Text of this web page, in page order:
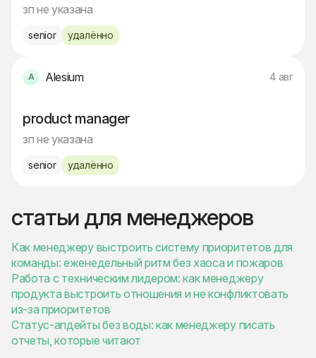
зп не указана
senior удалённо
Alesium 4 авг
product manager
зп не указана
senior удалённо
статьи для менеджеров
Как менеджеру выстроить систему приоритетов для
команды: еженедельный ритм без хаоса и пожаров
Работа с техническим лидером: как менеджеру
продукта выстроить отношения и не конфликтовать
из-за приоритетов
Статус-апдейты без воды: как менеджеру писать
отчеты, которые читают